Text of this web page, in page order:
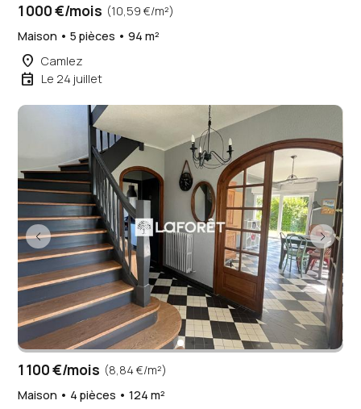
1 000 €/mois (10,59 €/m²)
Maison • 5 pièces • 94 m²
place Camlez
event Le 24 juillet
1 100 €/mois (8,84 €/m²)
Maison • 4 pièces • 124 m²